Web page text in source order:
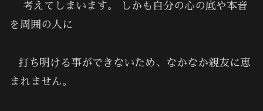
考えてしまいます。 しかも自分の心の底や本音
を周囲の人に
打ち明ける事ができないため、なかなか親友に恵
まれません。